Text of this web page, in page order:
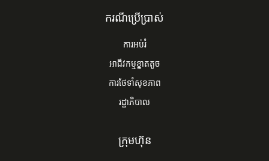
ករណីប្រើប្រាស់
ការអប់រំ
អាជីវកម្មខ្នាតតូច
ការ​ថែទាំ​សុខភាព
រដ្ឋាភិបាល
ក្រុមហ៊ុន